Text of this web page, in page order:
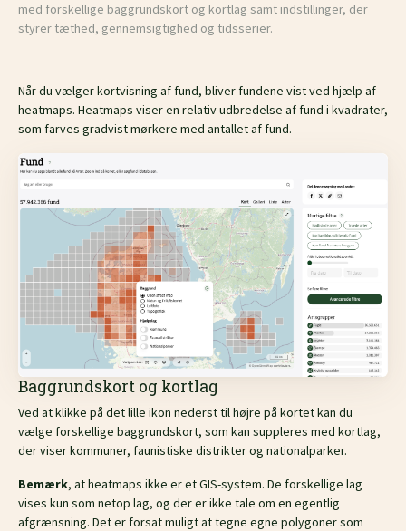
med forskellige baggrundskort og kortlag samt indstillinger, der
styrer tæthed, gennemsigtighed og tidsserier.
Når du vælger kortvisning af fund, bliver fundene vist ved hjælp af
heatmaps. Heatmaps viser en relativ udbredelse af fund i kvadrater,
som farves gradvist mørkere med antallet af fund.
Baggrundskort og kortlag
Ved at klikke på det lille ikon nederst til højre på kortet kan du
vælge forskellige baggrundskort, som kan suppleres med kortlag,
der viser kommuner, faunistiske distrikter og nationalparker.
Bemærk, at heatmaps ikke er et GIS-system. De forskellige lag
vises kun som netop lag, og der er ikke tale om en egentlig
afgrænsning. Det er forsat muligt at tegne egne polygoner som